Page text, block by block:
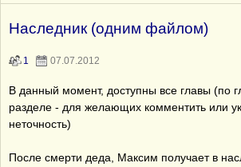
Наследник (одним файлом)
1 07.07.2012
В данный момент, доступны все главы (по
разделе - для желающих комментить или
неточность)
После смерти деда, Максим получает в